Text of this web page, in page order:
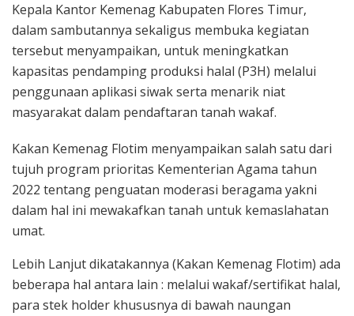
Kepala Kantor Kemenag Kabupaten Flores Timur,
dalam sambutannya sekaligus membuka kegiatan
tersebut menyampaikan, untuk meningkatkan
kapasitas pendamping produksi halal (P3H) melalui
penggunaan aplikasi siwak serta menarik niat
masyarakat dalam pendaftaran tanah wakaf.
Kakan Kemenag Flotim menyampaikan salah satu dari
tujuh program prioritas Kementerian Agama tahun
2022 tentang penguatan moderasi beragama yakni
dalam hal ini mewakafkan tanah untuk kemaslahatan
umat.
Lebih Lanjut dikatakannya (Kakan Kemenag Flotim) ada
beberapa hal antara lain : melalui wakaf/sertifikat halal,
para stek holder khususnya di bawah naungan